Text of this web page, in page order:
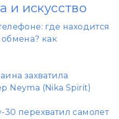
и искусство
где находится
как
захватила
Neyma (Nika Spirit)
30 перехватил самолет